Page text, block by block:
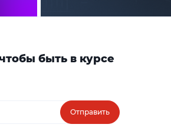
быть в курсе
Отправить